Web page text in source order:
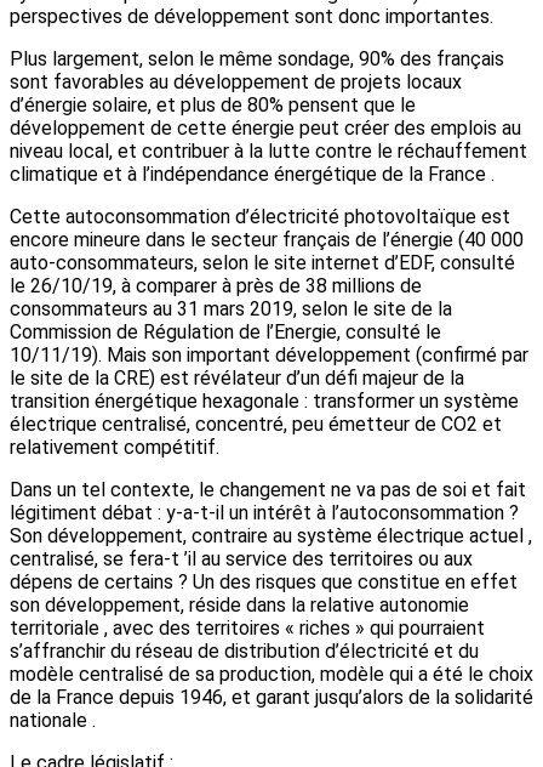
perspectives de développement sont donc importantes.
Plus largement, selon le même sondage, 90% des français
sont favorables au développement de projets locaux
d’énergie solaire, et plus de 80% pensent que le
développement de cette énergie peut créer des emplois au
niveau local, et contribuer à la lutte contre le réchauffement
climatique et à l’indépendance énergétique de la France .
Cette autoconsommation d’électricité photovoltaïque est
encore mineure dans le secteur français de l’énergie (40 000
auto-consommateurs, selon le site internet d’EDF, consulté
le 26/10/19, à comparer à près de 38 millions de
consommateurs au 31 mars 2019, selon le site de la
Commission de Régulation de l’Energie, consulté le
10/11/19). Mais son important développement (confirmé par
le site de la CRE) est révélateur d’un défi majeur de la
transition énergétique hexagonale : transformer un système
électrique centralisé, concentré, peu émetteur de CO2 et
relativement compétitif.
Dans un tel contexte, le changement ne va pas de soi et fait
légitiment débat : y-a-t-il un intérêt à l’autoconsommation ?
Son développement, contraire au système électrique actuel ,
centralisé, se fera-t ’il au service des territoires ou aux
dépens de certains ? Un des risques que constitue en effet
son développement, réside dans la relative autonomie
territoriale , avec des territoires « riches » qui pourraient
s’affranchir du réseau de distribution d’électricité et du
modèle centralisé de sa production, modèle qui a été le choix
de la France depuis 1946, et garant jusqu’alors de la solidarité
nationale .